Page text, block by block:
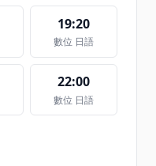
19:20
數位 日語
22:00
數位 日語